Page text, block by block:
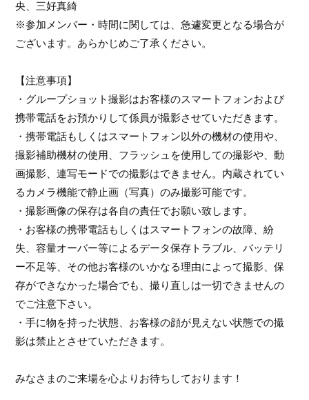
央、三好真綺
※参加メンバー・時間に関しては、急遽変更となる場合が
ございます。あらかじめご了承ください。
【注意事項】
・ グループショット撮影はお客様のスマートフォンおよび
携帯電話をお預かりして係員が撮影させていただきます。
・携帯電話もしくはスマートフォン以外の機材の使用や、
撮影補助機材の使用、フラッシュを使用しての撮影や、動
画撮影、連写モードでの撮影はできません。内蔵されてい
るカメラ機能で静止画（写真）のみ撮影可能です。
・撮影画像の保存は各自の責任でお願い致します。
・お客様の携帯電話もしくはスマートフォンの故障、紛
失、容量オーバー等によるデータ保存トラブル、バッテリ
ー不足等、その他お客様のいかなる理由によって撮影、保
存ができなかった場合でも、撮り直しは一切できませんの
でご注意下さい。
・手に物を持った状態、お客様の顔が見えない状態での撮
影は禁止とさせていただきます。
みなさまのご来場を心よりお待ちしております！